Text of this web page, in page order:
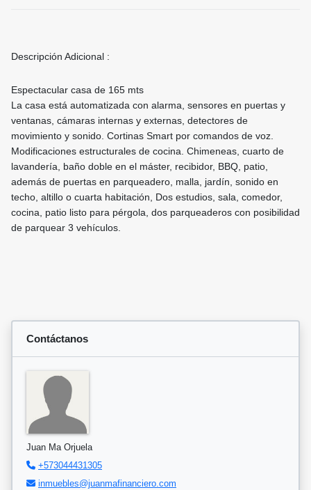
Descripción Adicional :
Espectacular casa de 165 mts
La casa está automatizada con alarma, sensores en puertas y
ventanas, cámaras internas y externas, detectores de
movimiento y sonido. Cortinas Smart por comandos de voz.
Modificaciones estructurales de cocina. Chimeneas, cuarto de
lavandería, baño doble en el máster, recibidor, BBQ, patio,
además de puertas en parqueadero, malla, jardín, sonido en
techo, altillo o cuarta habitación, Dos estudios, sala, comedor,
cocina, patio listo para pérgola, dos parqueaderos con posibilidad
de parquear 3 vehículos.
Contáctanos
Juan Ma Orjuela
+573044431305
inmuebles@juanmafinanciero.com